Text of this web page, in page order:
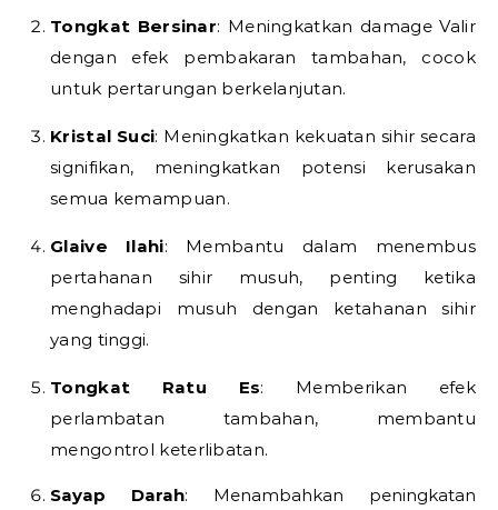
Tongkat Bersinar: Meningkatkan damage Valir
dengan efek pembakaran tambahan, cocok
untuk pertarungan berkelanjutan.
Kristal Suci: Meningkatkan kekuatan sihir secara
signifikan, meningkatkan potensi kerusakan
semua kemampuan.
Glaive Ilahi: Membantu dalam menembus
pertahanan sihir musuh, penting ketika
menghadapi musuh dengan ketahanan sihir
yang tinggi.
Tongkat Ratu Es: Memberikan efek
perlambatan tambahan, membantu
mengontrol keterlibatan.
Sayap Darah: Menambahkan peningkatan